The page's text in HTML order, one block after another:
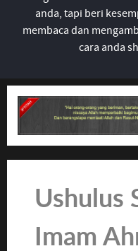
anda, tapi beri
membaca dan
cara anda
Ushulus
Imam